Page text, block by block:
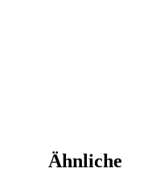
Ähnliche